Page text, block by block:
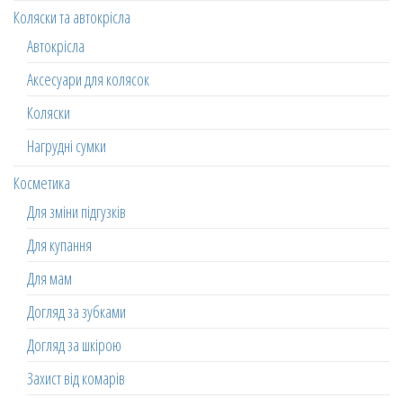
Коляски та автокрісла
Автокрісла
Аксесуари для колясок
Коляски
Нагрудні сумки
Косметика
Для зміни підгузків
Для купання
Для мам
Догляд за зубками
Догляд за шкірою
Захист від комарів